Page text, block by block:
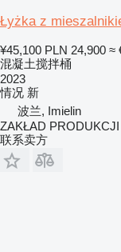
Łyżka z
¥45,100 PLN 24,900 ≈
混凝土搅拌桶
2023
情况 新
波兰, Imielin
ZAKŁAD
联系卖方